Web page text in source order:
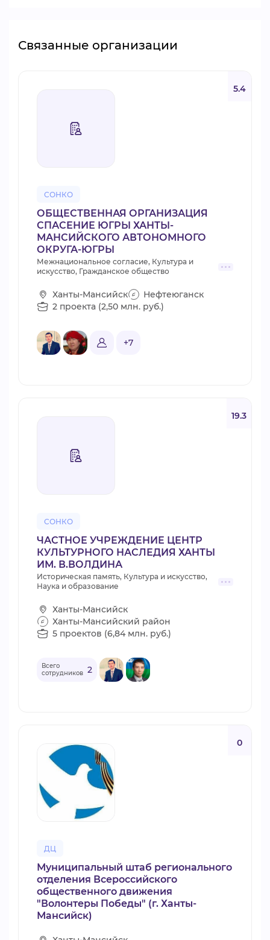
Связанные организации
СОНКО
5.4
ОБЩЕСТВЕННАЯ ОРГАНИЗАЦИЯ
СПАСЕНИЕ ЮГРЫ ХАНТЫ-
МАНСИЙСКОГО АВТОНОМНОГО
ОКРУГА-ЮГРЫ
Межнациональное согласие, Культура и
искусство, Гражданское общество
Ханты-Мансийск
Нефтеюганск
2 проекта (2,50 млн. руб.)
+7
СОНКО
19.3
ЧАСТНОЕ УЧРЕЖДЕНИЕ ЦЕНТР
КУЛЬТУРНОГО НАСЛЕДИЯ ХАНТЫ
ИМ. В.ВОЛДИНА
Историческая память, Культура и искусство,
Наука и образование
Ханты-Мансийск
Ханты-Мансийский район
5 проектов (6,84 млн. руб.)
Всего
сотрудников 2
ДЦ
0
Муниципальный штаб регионального
отделения Всероссийского
общественного движения
"Волонтеры Победы" (г. Ханты-
Мансийск)